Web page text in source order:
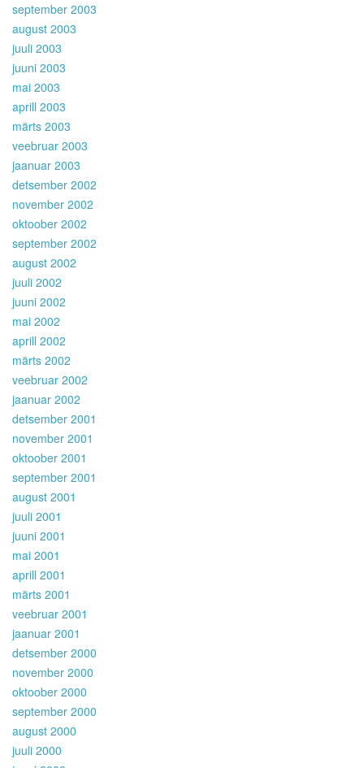
september 2003
august 2003
juuli 2003
juuni 2003
mai 2003
aprill 2003
märts 2003
veebruar 2003
jaanuar 2003
detsember 2002
november 2002
oktoober 2002
september 2002
august 2002
juuli 2002
juuni 2002
mai 2002
aprill 2002
märts 2002
veebruar 2002
jaanuar 2002
detsember 2001
november 2001
oktoober 2001
september 2001
august 2001
juuli 2001
juuni 2001
mai 2001
aprill 2001
märts 2001
veebruar 2001
jaanuar 2001
detsember 2000
november 2000
oktoober 2000
september 2000
august 2000
juuli 2000